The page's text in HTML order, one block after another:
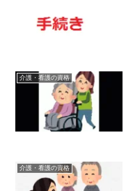
介護・看護の資格
介護・看護の資格